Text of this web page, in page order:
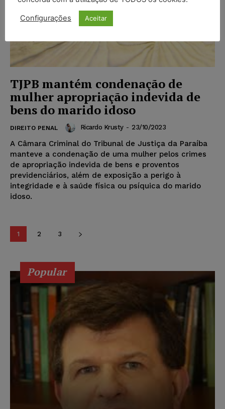
TJPB mantém condenação de
mulher apropriação indevida de
bens do marido idoso
DIREITO PENAL Ricardo Krusty - 23/10/2023
A Câmara Criminal do Tribunal de Justiça da Paraíba
manteve a condenação de uma mulher pelos crimes
de apropriação indevida de bens e proventos
previdenciários, além de exposição a perigo à
integridade e à saúde física ou psíquica do marido
idoso.
1 2 3
Popular
Configurações Aceitar